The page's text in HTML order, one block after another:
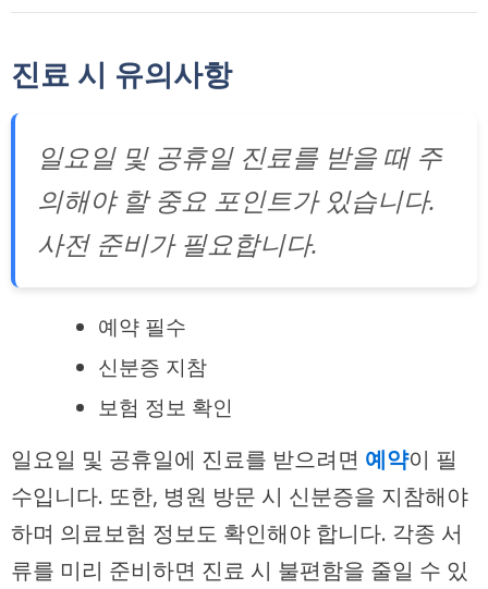
진료 시 유의사항
일요일 및 공휴일 진료를 받을 때 주
의해야 할 중요 포인트가 있습니다.
사전 준비가 필요합니다.
예약 필수
신분증 지참
보험 정보 확인
일요일 및 공휴일에 진료를 받으려면 예약이 필
수입니다. 또한, 병원 방문 시 신분증을 지참해야
하며 의료보험 정보도 확인해야 합니다. 각종 서
류를 미리 준비하면 진료 시 불편함을 줄일 수 있